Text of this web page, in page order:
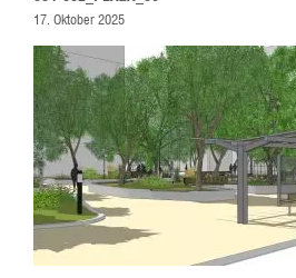
17. Oktober 2025